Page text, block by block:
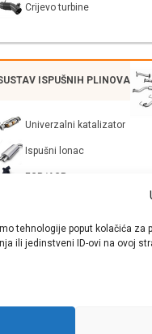
tehnologije poput kolačića
ili jedinstveni ID-ovi na ovoj
Crijevo turbine
ISPUŠNIH PLINOVA
Univerzalni katalizator
Ispušni lonac
EGR/AGR
- Auto Krešo - preko 200
sve vrste i tipove